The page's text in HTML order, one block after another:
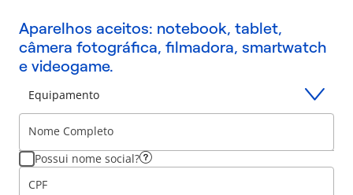
Aparelhos aceitos: notebook, tablet,
câmera fotográfica, filmadora, smartwatch
e videogame.
Equipamento
Nome Completo
Possui nome social?
CPF